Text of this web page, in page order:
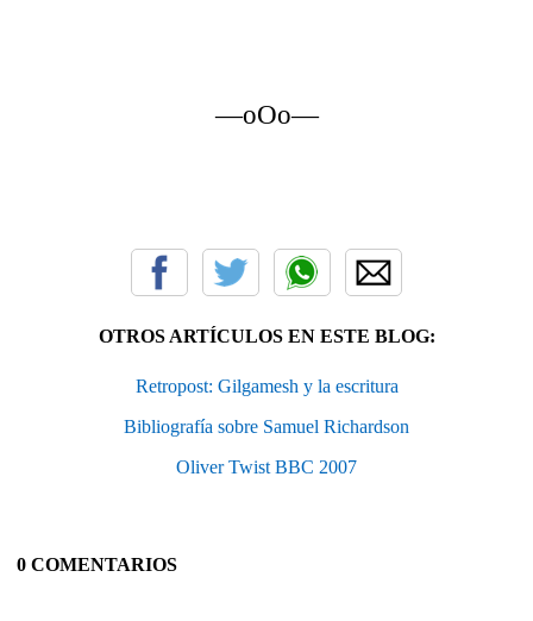
—oOo—
OTROS ARTÍCULOS EN ESTE BLOG:
Retropost: Gilgamesh y la escritura
Bibliografía sobre Samuel Richardson
Oliver Twist BBC 2007
0 COMENTARIOS